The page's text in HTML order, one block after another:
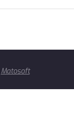
Matosoft